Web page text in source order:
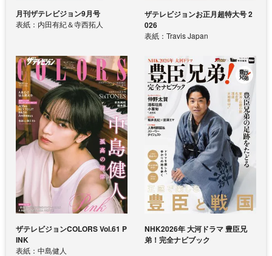
月刊ザテレビジョン9月号
表紙：内田有紀＆寺西拓人
ザテレビジョンお正月超特大号 2
026
表紙：Travis Japan
ザテレビジョンCOLORS Vol.61 P
INK
表紙：中島健人
NHK2026年 大河ドラマ 豊臣兄
弟！完全ナビブック